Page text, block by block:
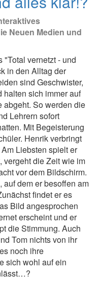
Neuen Medien und
"Total vernetzt - und
in den Alltag der
sind Geschwister,
sich immer auf
abgeht. So werden die
Lehrern sofort
Mit Begeisterung
Henrik verbringt
Liebsten spielt er
vergeht die Zeit wie im
vor dem Bildschirm.
dem er besoffen am
findet er es
Bild angesprochen
erscheint und er
die Stimmung. Auch
Tom nichts von ihr
noch ihre
sich wohl auf ein